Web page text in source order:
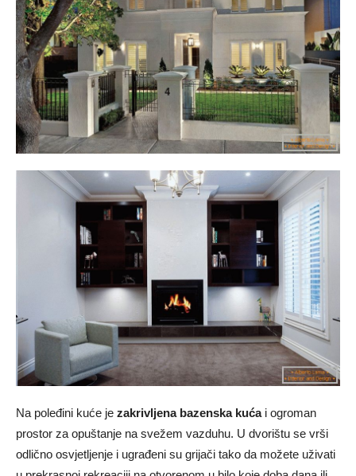
Na poleđini kuće je zakrivljena bazenska kućai ogroman
prostor za opuštanje na svežem vazduhu. U dvorištu se vrši
odlično osvjetljenje i ugrađeni su grijači tako da možete uživati ​​